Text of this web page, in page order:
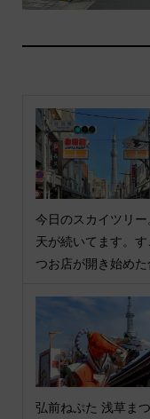
今日のスカイツリ
天が続いてます。
つお店が開き始め
弘前ねぷた 浅草ま